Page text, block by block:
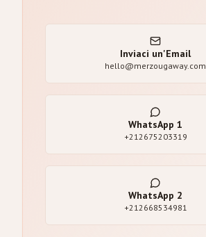
Inviaci un'Email
hello@merzougaway.com
WhatsApp 1
+212675203319
WhatsApp 2
+212668534981